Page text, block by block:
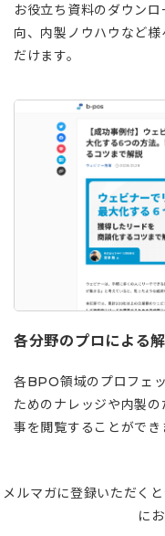
お役立ち資料のダウン
向、内製ノウハウなど
だけます。
各分野のプロによる
各BPO領域のプロフェ
ためのナレッジや内製
事を閲覧することができ
メルマガに登録いただく
に